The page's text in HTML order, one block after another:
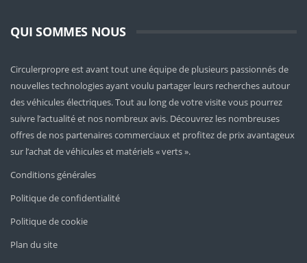
QUI SOMMES NOUS
Circulerpropre est avant tout une équipe de plusieurs passionnés de
nouvelles technologies ayant voulu partager leurs recherches autour
des véhicules électriques. Tout au long de votre visite vous pourrez
suivre l’actualité et nos nombreux avis. Découvrez les nombreuses
offres de nos partenaires commerciaux et profitez de prix avantageux
sur l’achat de véhicules et matériels « verts ».
Conditions générales
Politique de confidentialité
Politique de cookie
Plan du site